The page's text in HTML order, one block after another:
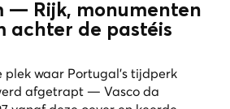
— Rijk, monumenten
achter de pastéis
plek waar Portugal's tijdperk
afgetrapt — Vasco da